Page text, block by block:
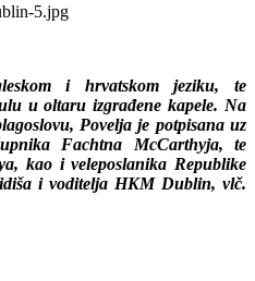
i hrvatskom jeziku, te
u oltaru izgrađene kapele. Na
Povelja je potpisana uz
Fachtna McCarthyja, te
kao i veleposlanika Republike
i voditelja HKM Dublin, vlč.